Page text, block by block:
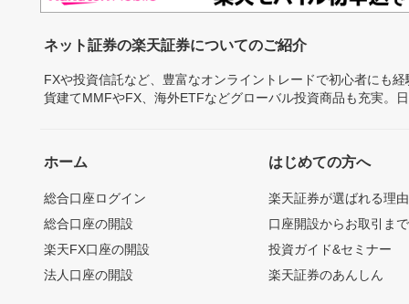
ネット証券の楽天証券についてのご紹介
FXや投資信託など、豊富なオンライントレードで初心者にも
貨建てMMFやFX、海外ETFなどグローバル投資商品も充実。
ホーム
総合口座ログイン
総合口座の開設
楽天FX口座の開設
法人口座の開設
はじめての方へ
楽天証券が選ばれる理由
口座開設からお取引ま
投資ガイド&セミナー
楽天証券のあんしん